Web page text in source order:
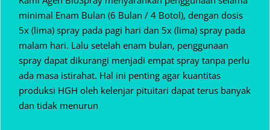
minimal Enam Bulan (6 Bulan / 4 Botol), dengan dosis
5x (lima) spray pada pagi hari dan 5x (lima) spray pada
malam hari. Lalu setelah enam bulan, penggunaan
spray dapat dikurangi menjadi empat spray tanpa perlu
ada masa istirahat. Hal ini penting agar kuantitas
produksi HGH oleh kelenjar pituitari dapat terus banyak
dan tidak menurun